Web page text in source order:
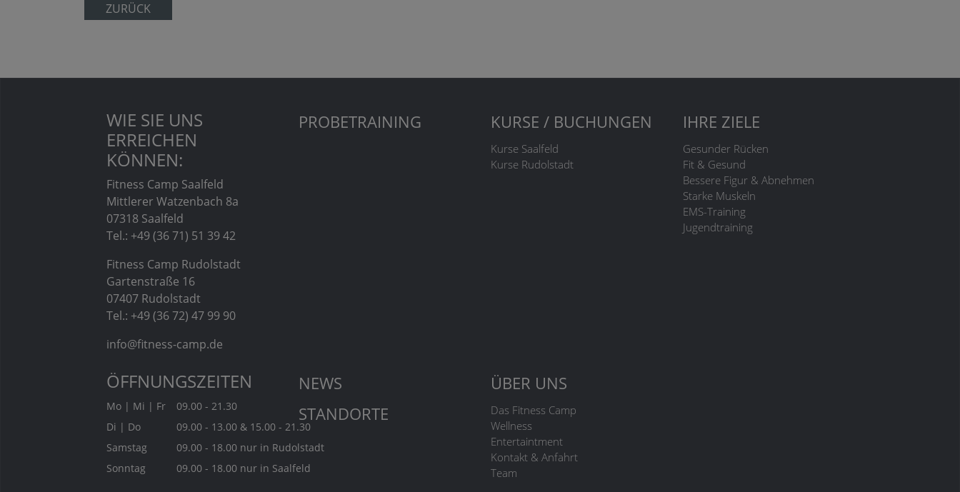
ZURÜCK
WIE SIE UNS
ERREICHEN
KÖNNEN:
Fitness Camp Saalfeld
Mittlerer Watzenbach 8a
07318 Saalfeld
Tel.: +49 (36 71) 51 39 42
Fitness Camp Rudolstadt
Gartenstraße 16
07407 Rudolstadt
Tel.: +49 (36 72) 47 99 90
info@fitness-camp.de
PROBETRAINING KURSE / BUCHUNGEN
Kurse Saalfeld
Kurse Rudolstadt
IHRE ZIELE
Gesunder Rücken
Fit & Gesund
Bessere Figur & Abnehmen
Starke Muskeln
EMS-Training
Jugendtraining
ÖFFNUNGSZEITEN
Mo | Mi | Fr
09.00 - 21.30
Di | Do
09.00 - 13.00 & 15.00 - 21.30
Samstag
09.00 - 18.00 nur in Rudolstadt
Sonntag
09.00 - 18.00 nur in Saalfeld
NEWS
STANDORTE
ÜBER UNS
Das Fitness Camp
Wellness
Entertaintment
Kontakt & Anfahrt
Team